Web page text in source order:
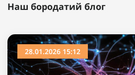
Наш бородатий блог
28.01.2026 15:12